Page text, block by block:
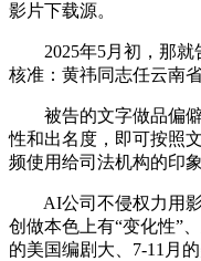
影片下载源。
2025年5月初，那就告
核准：黄祎同志任云南
被告的文字做品偏僻
性和出名度，即可按照
频使用给司法机构的印
AI公司不侵权力用影
创做本色上有“变化性”
的美国编剧大、7-11月